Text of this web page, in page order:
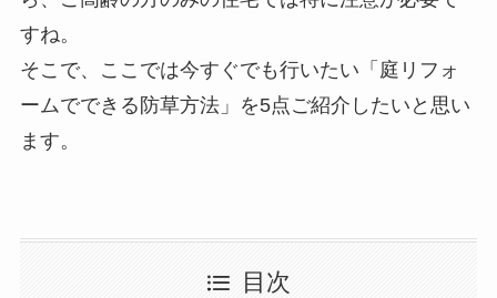
すね。
そこで、ここでは今すぐでも行いたい「庭リフォ
ームでできる防草方法」を5点ご紹介したいと思い
ます。
目次